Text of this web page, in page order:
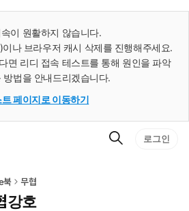
이 원활하지 않습니다.
나 브라우저 캐시 삭제를 진행해주세요.
면 리디 접속 테스트를 통해 원인을 파악
방법을 안내드리겠습니다.
페이지로 이동하기
검
로그인
북 무협
강호